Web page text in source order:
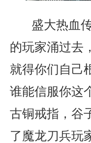
盛大热血
的玩家涌过去
就得你们自己
谁能信服你这
古铜戒指，谷
了魔龙刀兵玩